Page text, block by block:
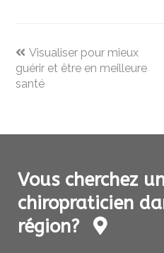
previous
post:
Visualiser pour mieux
guérir et être en meilleure
santé
Vous cherchez
chiropraticien
région?